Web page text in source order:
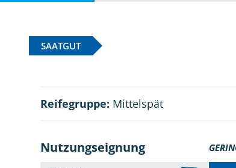
SAATGUT
Reifegruppe: Mittelspät
Nutzungseignung